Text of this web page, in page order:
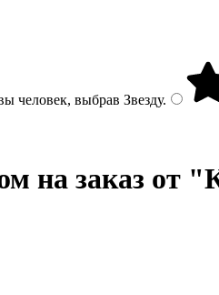
человек, выбрав Звезду.
на заказ от